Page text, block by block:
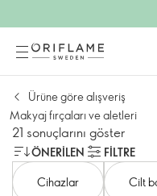
Ürüne göre alışveriş
Makyaj fırçaları ve aletleri
21 sonuçlarını göster
ÖNERILEN
FILTRE
Cihazlar
Cilt